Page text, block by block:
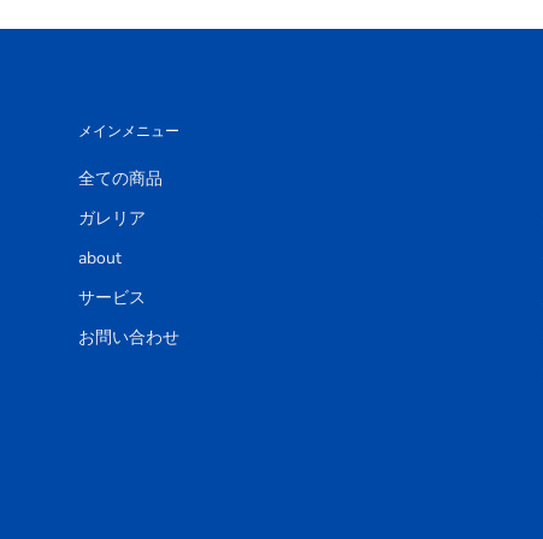
メインメニュー
全ての商品
ガレリア
about
サービス
お問い合わせ